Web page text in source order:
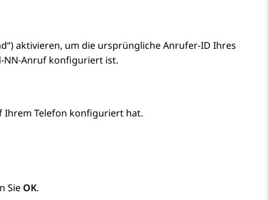
aktivieren, um die ursprüngliche Anrufer-ID Ihres
NN-Anruf konfiguriert ist.
Ihrem Telefon konfiguriert hat.
Sie OK.